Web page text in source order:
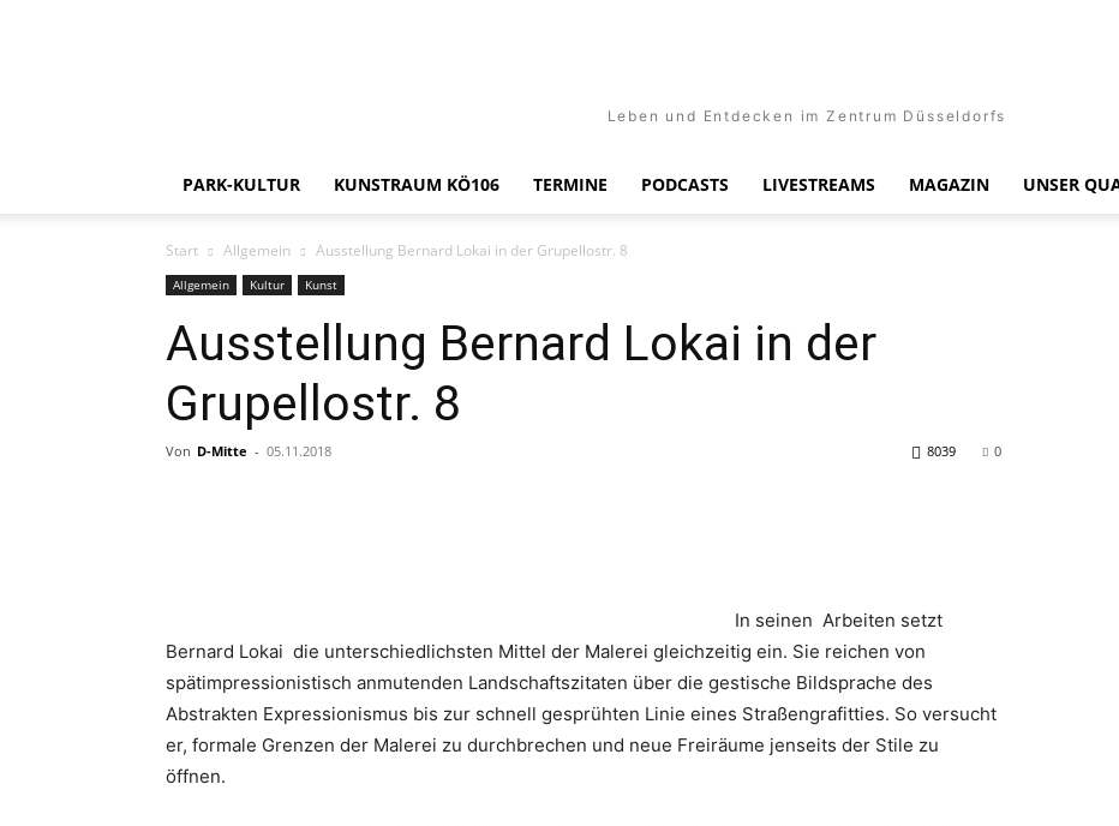
Leben und Entdecken im Zentrum Düsseldorfs
PARK-KULTUR KUNSTRAUM KÖ106 TERMINE PODCASTS LIVESTREAMS MAGAZIN UNSER
Start Allgemein Ausstellung Bernard Lokai in der Grupellostr. 8
Allgemein Kultur Kunst
Ausstellung Bernard Lokai in der
Grupellostr. 8
Von D-Mitte - 05.11.2018 0
8039
In seinen Arbeiten setzt
Bernard Lokai die unterschiedlichsten Mittel der Malerei gleichzeitig ein. Sie reichen von
spätimpressionistisch anmutenden Landschaftszitaten über die gestische Bildsprache des
Abstrakten Expressionismus bis zur schnell gesprühten Linie eines Straßengrafitties. So versucht
er, formale Grenzen der Malerei zu durchbrechen und neue Freiräume jenseits der Stile zu
öffnen.